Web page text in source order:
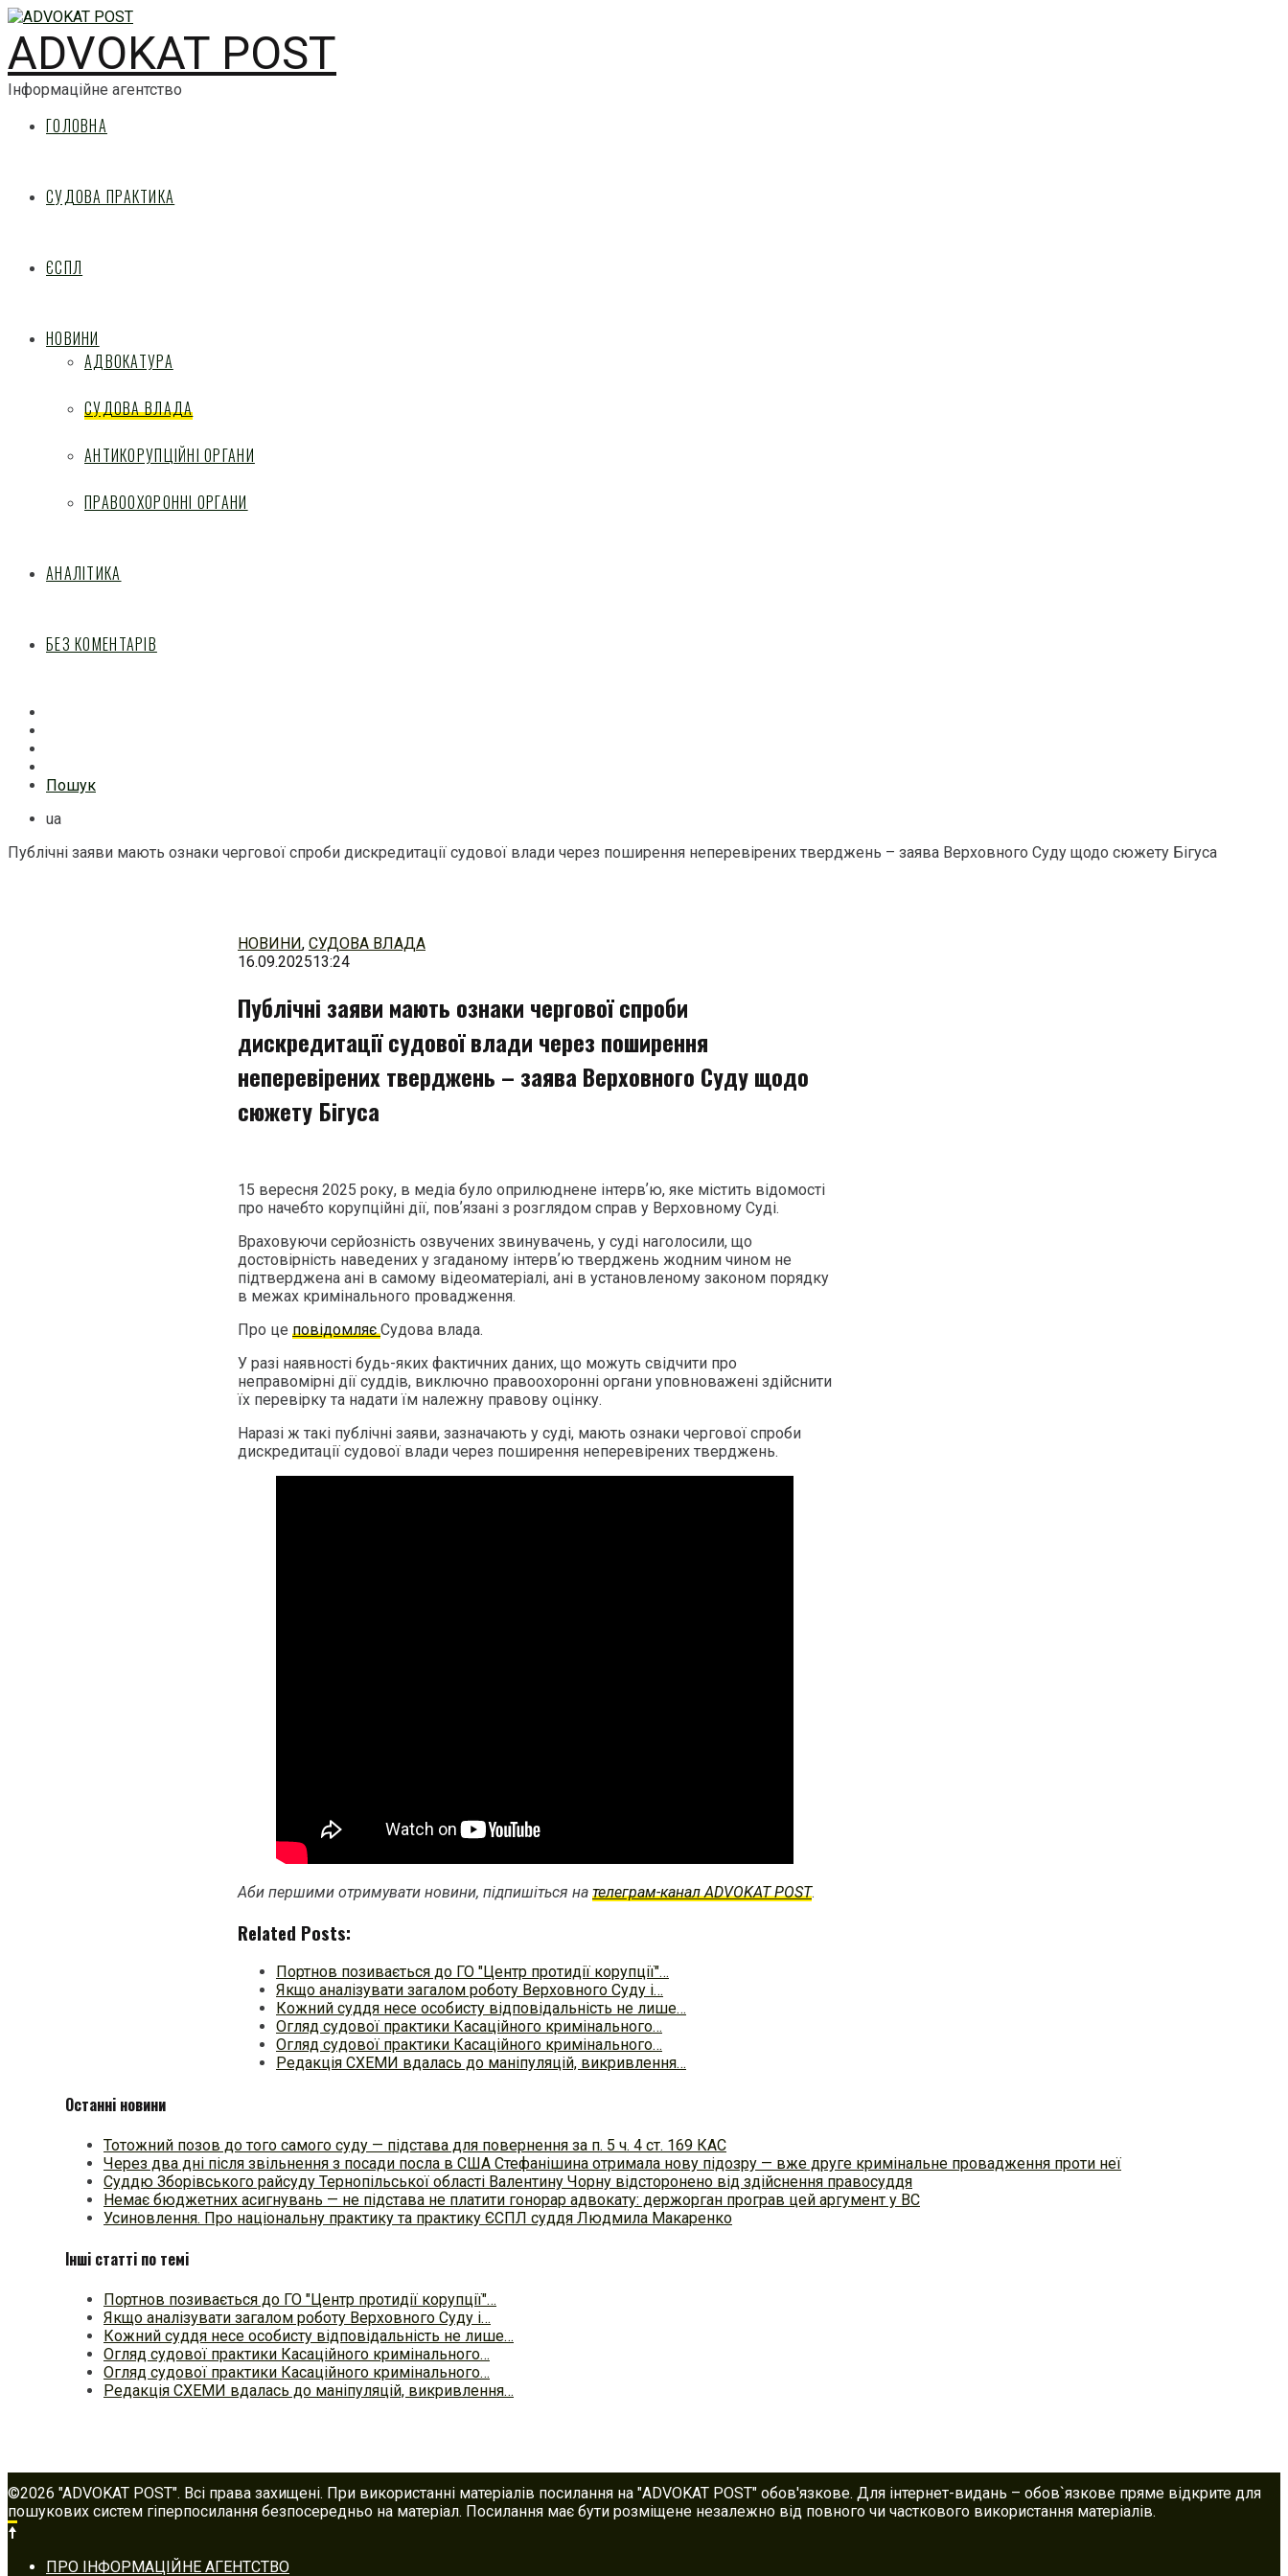
ADVOKAT POST
Інформаційне агентство
ГОЛОВНА
СУДОВА ПРАКТИКА
ЄСПЛ
НОВИНИ
АДВОКАТУРА
СУДОВА ВЛАДА
АНТИКОРУПЦІЙНІ ОРГАНИ
ПРАВООХОРОННІ ОРГАНИ
АНАЛІТИКА
БЕЗ КОМЕНТАРІВ
Пошук
ua
Публічні заяви мають ознаки чергової спроби дискредитації судової влади через поширення неперевірених тверджень – заява Верховного Суду щодо сюжету Бігуса
НОВИНИ, СУДОВА ВЛАДА
16.09.202513:24
Публічні заяви мають ознаки чергової спроби
дискредитації судової влади через поширення
неперевірених тверджень – заява Верховного Суду щодо
сюжету Бігуса
15 вересня 2025 року, в медіа було оприлюднене інтервʼю, яке містить відомості
про начебто корупційні дії, повʼязані з розглядом справ у Верховному Суді.
Враховуючи серйозність озвучених звинувачень, у суді наголосили, що
достовірність наведених у згаданому інтервʼю тверджень жодним чином не
підтверджена ані в самому відеоматеріалі, ані в установленому законом порядку
в межах кримінального провадження.
Про це повідомляєСудова влада.
У разі наявності будь-яких фактичних даних, що можуть свідчити про
неправомірні дії суддів, виключно правоохоронні органи уповноважені здійснити
їх перевірку та надати їм належну правову оцінку.
Наразі ж такі публічні заяви, зазначають у суді, мають ознаки чергової спроби
дискредитації судової влади через поширення неперевірених тверджень.
Аби першими отримувати новини, підпишіться на телеграм-канал ADVOKAT POST.
Related Posts:
Портнов позивається до ГО "Центр протидії корупції"…
Якщо аналізувати загалом роботу Верховного Суду і…
Кожний суддя несе особисту відповідальність не лише…
Огляд судової практики Касаційного кримінального…
Огляд судової практики Касаційного кримінального…
Редакція СХЕМИ вдалась до маніпуляцій, викривлення…
Останні новини
Тотожний позов до того самого суду — підстава для повернення за п. 5 ч. 4 ст. 169 КАС
Через два дні після звільнення з посади посла в США Стефанішина отримала нову підозру — вже друге кримінальне провадження проти неї
Суддю Зборівського райсуду Тернопільської області Валентину Чорну відсторонено від здійснення правосуддя
Немає бюджетних асигнувань — не підстава не платити гонорар адвокату: держорган програв цей аргумент у ВС
Усиновлення. Про національну практику та практику ЄСПЛ суддя Людмила Макаренко
Інші статті по темі
Портнов позивається до ГО "Центр протидії корупції"…
Якщо аналізувати загалом роботу Верховного Суду і…
Кожний суддя несе особисту відповідальність не лише…
Огляд судової практики Касаційного кримінального…
Огляд судової практики Касаційного кримінального…
Редакція СХЕМИ вдалась до маніпуляцій, викривлення…
©2026 "ADVOKAT POST". Всі права захищені. При використанні матеріалів посилання на "ADVOKAT POST" обов'язкове. Для інтернет-видань – обов`язкове пряме відкрите для
пошукових систем гіперпосилання безпосередньо на матеріал. Посилання має бути розміщене незалежно від повного чи часткового використання матеріалів.
Footer
ПРО ІНФОРМАЦІЙНЕ АГЕНТСТВО